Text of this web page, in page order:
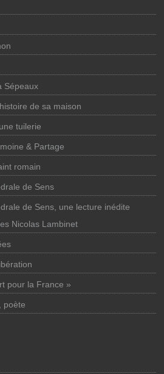
Sépeaux
de sa maison
tuilerie
& Partage
romain
de Sens
de Sens, une lecture inédite
Nicolas Lambinet
pour la France »
poète